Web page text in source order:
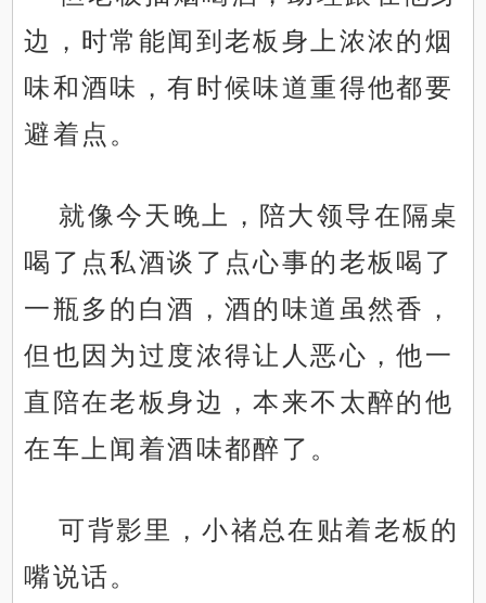
边，时常能闻到老板身上浓浓的烟
味和酒味，有时候味道重得他都要
避着点。
就像今天晚上，陪大领导在隔桌
喝了点私酒谈了点心事的老板喝了
一瓶多的白酒，酒的味道虽然香，
但也因为过度浓得让人恶心，他一
直陪在老板身边，本来不太醉的他
在车上闻着酒味都醉了。
可背影里，小禇总在贴着老板的
嘴说话。